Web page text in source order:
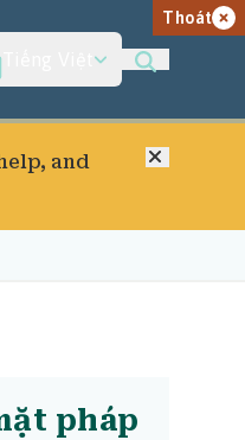
Thoát
and
Đóng
pháp